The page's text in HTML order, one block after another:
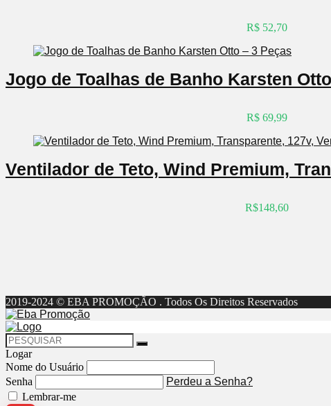
R$ 52,70
Jogo de Toalhas de Banho Karsten
R$ 69,99
Ventilador de Teto, Wind Premium,
R$148,60
2019-2024 © EBA PROMOÇÃO . Todos Os Direitos Reservados
Logar
Nome do Usuário
Senha
Perdeu a Senha?
Lembrar-me